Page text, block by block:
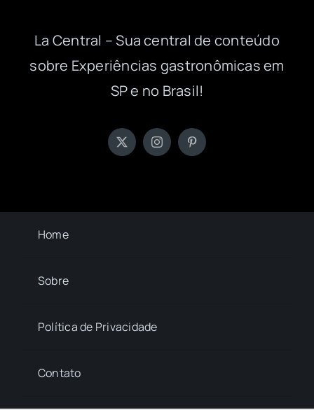
La Central – Sua central de conteúdo
sobre Experiências gastronômicas em
SP e no Brasil!
Home
Sobre
Política de Privacidade
Contato